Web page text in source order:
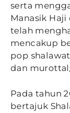
serta
Manasik
telah
mencakup
pop
dan
Pada tahun
bertajuk